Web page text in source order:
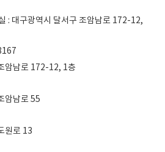
: 대구광역시 달서구 조암남로 172-12,
암남로 172-12, 1층
암남로 55
원로 13